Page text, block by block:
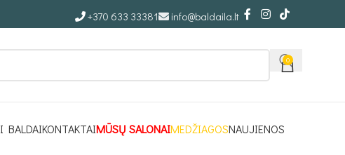
+370 633 33381 info@baldaila.lt
0
BALDAIKONTAKTAIMŪSŲ SALONAIMEDŽIAGOSNAUJIENOS